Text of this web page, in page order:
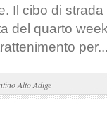
Il cibo di
del quarto
Alto Adige